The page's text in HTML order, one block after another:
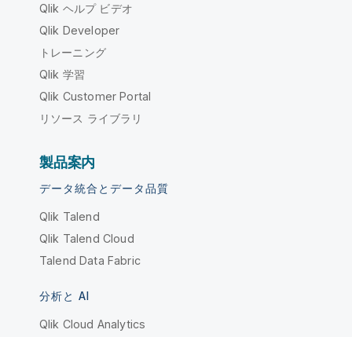
Qlik ヘルプ ビデオ
Qlik Developer
トレーニング
Qlik 学習
Qlik Customer Portal
リソース ライブラリ
製品案内
データ統合とデータ品質
Qlik Talend
Qlik Talend Cloud
Talend Data Fabric
分析と AI
Qlik Cloud Analytics